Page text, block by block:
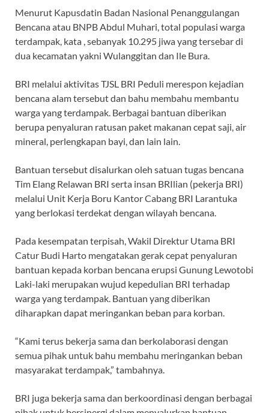
Menurut Kapusdatin Badan Nasional Penanggulangan
Bencana atau BNPB Abdul Muhari, total populasi warga
terdampak, kata , sebanyak 10.295 jiwa yang tersebar di
dua kecamatan yakni Wulanggitan dan Ile Bura.
BRI melalui aktivitas TJSL BRI Peduli merespon kejadian
bencana alam tersebut dan bahu membahu membantu
warga yang terdampak. Berbagai bantuan diberikan
berupa penyaluran ratusan paket makanan cepat saji, air
mineral, perlengkapan bayi, dan lain lain.
Bantuan tersebut disalurkan oleh satuan tugas bencana
Tim Elang Relawan BRI serta insan BRIlian (pekerja BRI)
melalui Unit Kerja Boru Kantor Cabang BRI Larantuka
yang berlokasi terdekat dengan wilayah bencana.
Pada kesempatan terpisah, Wakil Direktur Utama BRI
Catur Budi Harto mengatakan gerak cepat penyaluran
bantuan kepada korban bencana erupsi Gunung Lewotobi
Laki-laki merupakan wujud kepedulian BRI terhadap
warga yang terdampak. Bantuan yang diberikan
diharapkan dapat meringankan beban para korban.
“Kami terus bekerja sama dan berkolaborasi dengan
semua pihak untuk bahu membahu meringankan beban
masyarakat terdampak,” tambahnya.
BRI juga bekerja sama dan berkoordinasi dengan berbagai